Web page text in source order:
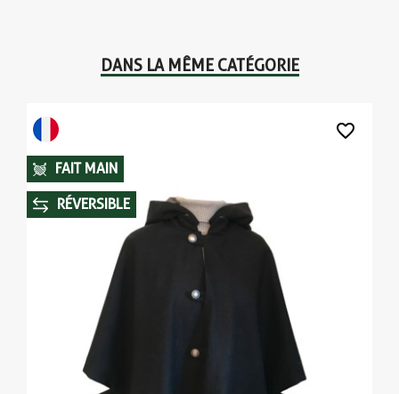
DANS LA MÊME CATÉGORIE
FAIT MAIN
RÉVERSIBLE
favorite_border